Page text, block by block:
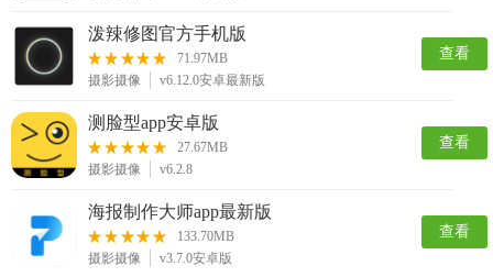
泼辣修图官方手机版
71.97MB
摄影摄像
v6.12.0安卓最新版
查看
测脸型app安卓版
27.67MB
摄影摄像
v6.2.8
查看
海报制作大师app最新版
133.70MB
摄影摄像
v3.7.0安卓版
查看